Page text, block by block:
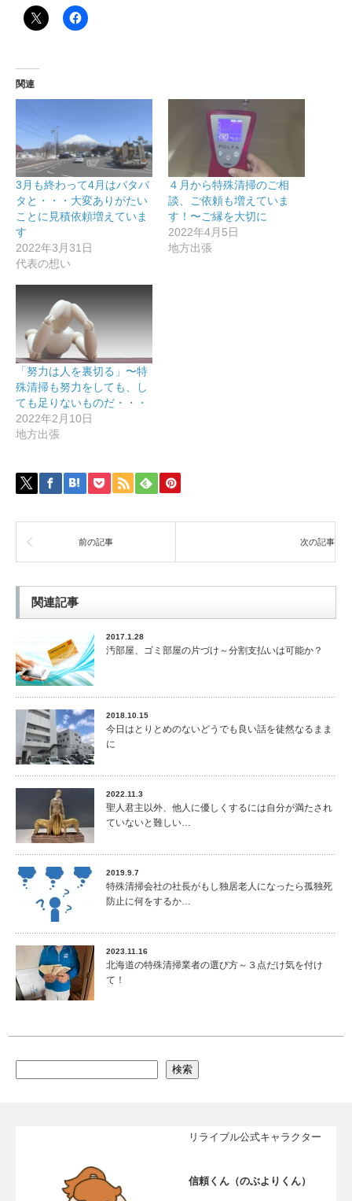
関連
3月も終わって4月はバタバ
タと・・・大変ありがたい
ことに見積依頼増えていま
す
2022年3月31日
代表の想い
４月から特殊清掃のご相
談、ご依頼も増えていま
す！〜ご縁を大切に
2022年4月5日
地方出張
「努力は人を裏切る」〜特
殊清掃も努力をしても、し
ても足りないものだ・・・
2022年2月10日
地方出張
前の記事 次の記事
関連記事
2017.1.28
汚部屋、ゴミ部屋の片づけ～分割支払いは可能か？
2018.10.15
今日はとりとめのないどうでも良い話を徒然なるまま
に
2022.11.3
聖人君主以外、他人に優しくするには自分が満たされ
ていないと難しい…
2019.9.7
特殊清掃会社の社長がもし独居老人になったら孤独死
防止に何をするか…
2023.11.16
北海道の特殊清掃業者の選び方～３点だけ気を付け
て！
検索
リライブル公式キャラクター
信頼くん（のぶよりくん）